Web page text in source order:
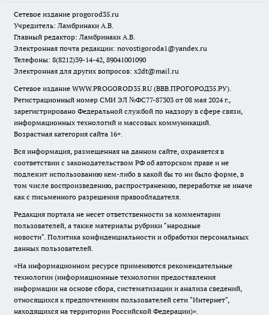
Сетевое издание progorod35.ru
Учредитель: Ламбринаки А.В.
Главный редактор: Ламбринаки А.В.
Электронная почта редакции: novostigoroda1@yandex.ru
Телефоны: 8(8212)39-14-42, 89041001090
Электронная для других вопросов: x2dt@mail.ru
Сетевое издание WWW.PROGOROD35.RU (ВВВ.ПРОГОРОД35.РУ).
Регистрационный номер СМИ ЭЛ №ФС77-87303 от 08 мая 2024 г.,
зарегистрировано Федеральной службой по надзору в сфере связи,
информационных технологий и массовых коммуникаций.
Возрастная категория сайта 16+.
Вся информация, размещенная на данном сайте, охраняется в
соответствии с законодательством РФ об авторском праве и не
подлежит использованию кем-либо в какой бы то ни было форме, в
том числе воспроизведению, распространению, переработке не иначе
как с письменного разрешения правообладателя.
Редакция портала не несет ответственности за комментарии
пользователей, а также материалы рубрики "народные
новости". Политика конфиденциальности и обработки персональных
данных пользователей.
«На информационном ресурсе применяются рекомендательные
технологии (информационные технологии предоставления
информации на основе сбора, систематизации и анализа сведений,
относящихся к предпочтениям пользователей сети "Интернет",
находящихся на территории Российской Федерации)».